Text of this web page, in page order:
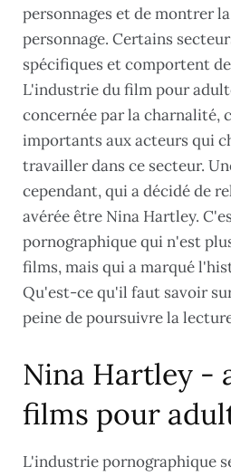
personnages et de montrer
personnage. Certains
spécifiques et comportent
L'industrie du film pour
concernée par la charnalité,
importants aux acteurs qui
travailler dans ce secteur.
cependant, qui a décidé de
avérée être Nina Hartley.
pornographique qui n'est
films, mais qui a marqué
Qu'est-ce qu'il faut savoir
peine de poursuivre la
Nina Hartley -
films pour
L'industrie pornographique